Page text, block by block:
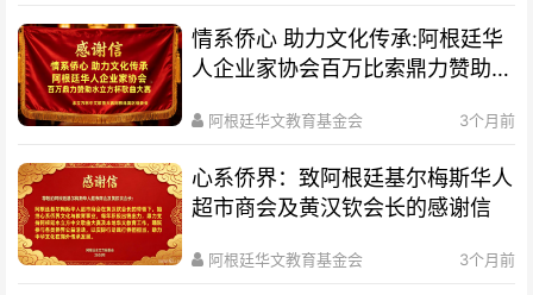
情系侨心 助力文化传承:阿根廷华
人企业家协会百万比索鼎力赞助水
阿根廷华文教育基金会 3个月前
心系侨界​：致阿根廷基尔梅斯华人
超市商会及黄汉钦会长的感谢信
阿根廷华文教育基金会 3个月前